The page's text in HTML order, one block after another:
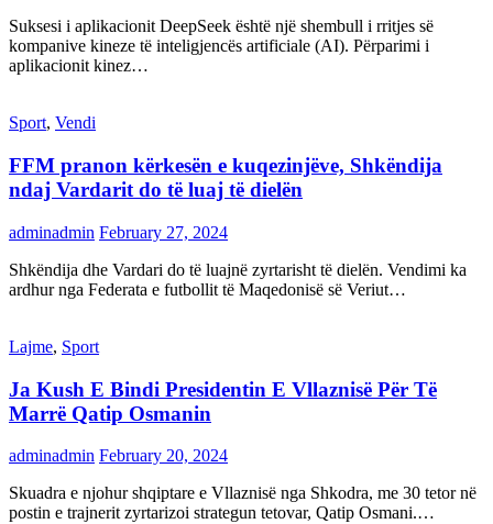
Suksesi i aplikacionit DeepSeek është një shembull i rritjes së
kompanive kineze të inteligjencës artificiale (AI). Përparimi i
aplikacionit kinez…
Sport, Vendi
FFM pranon kërkesën e kuqezinjëve, Shkëndija
ndaj Vardarit do të luaj të dielën
adminadmin February 27, 2024
Shkëndija dhe Vardari do të luajnë zyrtarisht të dielën. Vendimi ka
ardhur nga Federata e futbollit të Maqedonisë së Veriut…
Lajme, Sport
Ja Kush E Bindi Presidentin E Vllaznisë Për Të
Marrë Qatip Osmanin
adminadmin February 20, 2024
Skuadra e njohur shqiptare e Vllaznisë nga Shkodra, me 30 tetor në
postin e trajnerit zyrtarizoi strategun tetovar, Qatip Osmani.…